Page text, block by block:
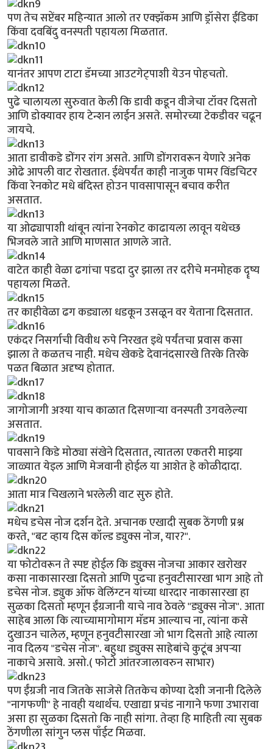
पण तेच सप्टेंबर महिन्यात आलो तर एक्झॅकम आणि ड्रॉसेरा ईंडिका
किंवा दवबिंदु वनस्पती पहायला मिळतात.
यानंतर आपण टाटा डॅमच्या आउटगेट्पाशी येउन पोहचतो.
पुढे चालायला सुरुवात केली कि डावी कडून वीजेचा टॉवर दिसतो
आणि डोक्यावर हाय टेन्शन लाईन असते. समोरच्या टेकडीवर चढून
जायचे.
आता डावीकडे डोंगर रांग असते. आणि डोंगरावरून येणारे अनेक
ओढे आपली वाट रोखतात. ईथेपर्यंत काही नाजुक पामर विंडचिटर
किंवा रेनकोट मधे बंदिस्त होउन पावसापासून बचाव करीत
असतात.
या ओढ्यापाशी थांबून त्यांना रेनकोट काढायला लावून यथेच्छ
भिजवले जाते आणि माणसात आणले जाते.
वाटेत काही वेळा ढगांचा पडदा दुर झाला तर दरीचे मनमोहक दॄष्य
पहायला मिळते.
तर काहीवेळा ढग कड्याला धडकून उसळून वर येताना दिसतात.
एकंदर निसर्गाची विवीध रुपे निरखत इथे पर्यंतचा प्रवास कसा
झाला ते कळतच नाही. मधेच खेकडे देवानंदसारखे तिरके तिरके
पळत बिळात अदृष्य होतात.
जागोजागी अश्या याच काळात दिसणार्‍या वनस्पती उगवलेल्या
असतात.
पावसाने किडे मोठ्या संखेने दिसतात, त्यातला एकतरी माझ्या
जाळ्यात येइल आणि मेजवानी होईल या आशेत हे कोळीदादा.
आता मात्र चिखलाने भरलेली वाट सुरु होते.
मधेच डचेस नोज दर्शन देते. अचानक एखादी सुबक ठेंगणी प्रश्न
करते, "बट व्हाय दिस कॉल्ड ड्युक्स नोज, यार?".
या फोटोवरून ते स्पष्ट होईल कि ड्युक्स नोजचा आकार खरोखर
कसा नाकासारखा दिसतो आणि पुढचा हनुवटीसारखा भाग आहे तो
डचेस नोज. ड्युक ऑफ वेलिंग्टन यांच्या धारदार नाकासारखा हा
सुळका दिसतो म्हणून ईंग्रजानी याचे नाव ठेवले "ड्युक्स नोज". आता
साहेब आला कि त्याच्यामागोमाग मॅडम आल्याच ना, त्यांना कसे
दुखाउन चालेल, म्हणून हनुवटीसारखा जो भाग दिसतो आहे त्याला
नाव दिलय "डचेस नोज". बहुधा ड्युक्स साहेबांचे कुटूंब अपर्‍या
नाकाचे असावे. असो.( फोटो आंतरजालावरुन साभार)
पण ईंग्रजी नाव जितके साजेसे तितकेच कोण्या देशी जनानी दिलेले
"नागफणी" हे नावही यथार्थच. एखाद्या प्रचंड नागाने फणा उभारावा
असा हा सुळका दिसतो कि नाही सांगा. तेव्हा हि माहिती त्या सुबक
ठेंगणीला सांगुन प्लस पाँईट मिळवा.